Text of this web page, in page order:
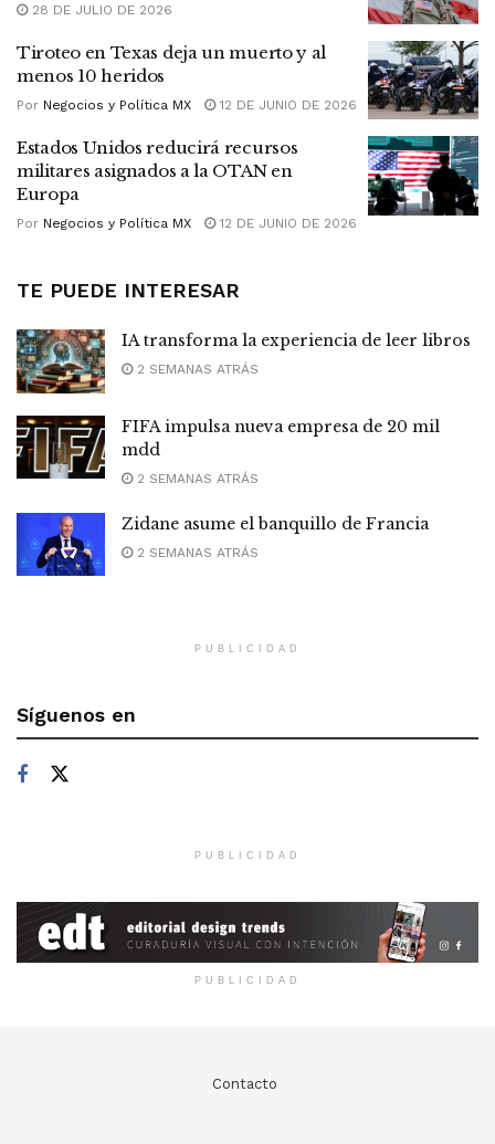
28 DE JULIO DE 2026
Tiroteo en Texas deja un muerto y al
menos 10 heridos
Por Negocios y Política MX 12 DE JUNIO DE 2026
Estados Unidos reducirá recursos
militares asignados a la OTAN en
Europa
Por Negocios y Política MX 12 DE JUNIO DE 2026
TE PUEDE INTERESAR
IA transforma la experiencia de leer libros
2 SEMANAS ATRÁS
FIFA impulsa nueva empresa de 20 mil
mdd
2 SEMANAS ATRÁS
Zidane asume el banquillo de Francia
2 SEMANAS ATRÁS
PUBLICIDAD
Síguenos en
PUBLICIDAD
PUBLICIDAD
Contacto